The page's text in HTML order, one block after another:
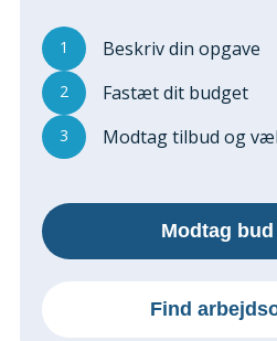
Regler Og Love
Udskiftning Og Montage
Om Materialer
Tips Og Tests
Montage Og Udskiftning
Reparation Og Vedligehold
1 Beskriv din opgave
2 Fastæt dit budget
3 Modtag tilbud og
Modtag
Find